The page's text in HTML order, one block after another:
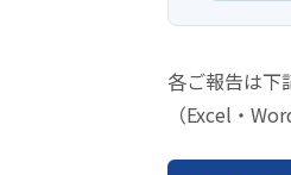
各ご報告は下
（Excel・